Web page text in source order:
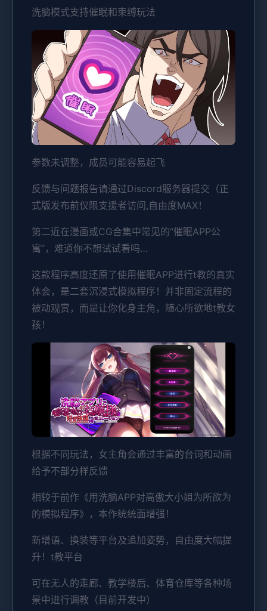
洗脑模式支持催眠和束缚玩法
参数未调整，成员可能容易起飞
反馈与问题报告请通过Discord服务器提交（正
式版发布前仅限支援者访问,自由度MAX！
第二近在漫画或CG合集中常见的“催眠APP公
寓”，难道你不想试试看吗…
这款程序高度还原了使用催眠APP进行t教的真实
体会，是二套沉浸式模拟程序！并非固定流程的
被动观赏，而是让你化身主角，随心所欲地t教女
孩！
根据不同玩法，女主角会通过丰富的台词和动画
给予不部分样反馈
相较于前作《用洗脑APP对高傲大小姐为所欲为
的模拟程序》，本作统统面增强！
新增语、换装等平台及追加姿势，自由度大幅提
升！t教平台
可在无人的走廊、教学楼后、体育仓库等各种场
景中进行调教（目前开发中）